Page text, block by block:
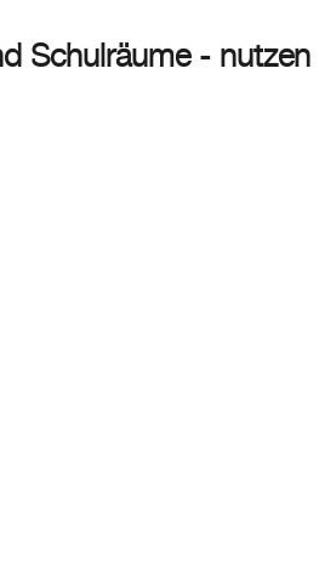
Schulräume - nutzen